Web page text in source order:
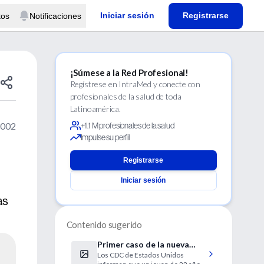
Notificaciones Iniciar sesión Registrarse
¡Súmese a la Red Profesional!
Regístrese en IntraMed y conecte con
profesionales de la salud de toda
Latinoamérica.
+1.1 M profesionales de la salud
Impulse su perfil
Registrarse
Iniciar sesión
Contenido sugerido
Primer caso de la nueva
variante de la ECJ en
Los CDC de Estados Unidos